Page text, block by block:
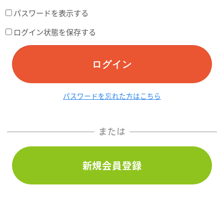
パスワードを表示する
ログイン状態を保存する
ログイン
パスワードを忘れた方はこちら
または
新規会員登録